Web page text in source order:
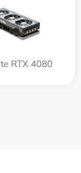
RTX 4080